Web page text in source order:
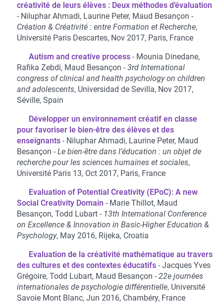
créativité de leurs élèves : Deux méthodes d’évaluation
Niluphar Ahmadi, Laurine Peter, Maud Besançon
Création & Créativité : entre Formation et Recherche,
Université Paris Descartes, Nov 2017, Paris, France
Autism and creative process
Mounia Dinedane,
Rafika Zebdi, Maud Besançon
3rd International
congress of clinical and health psychology on children
and adolescents, Universidad de Sevilla, Nov 2017,
Séville, Spain
Développer un environnement créatif en classe
pour favoriser le bien-être des élèves et des
enseignants
Niluphar Ahmadi, Laurine Peter, Maud
Besançon
Le bien-être dans l’éducation : un objet de
recherche pour les sciences humaines et sociales,
Université Paris 13, Oct 2017, Paris, France
Evaluation of Potential Creativity (EPoC): A new
Social Creativity Domain
Marie Thillot, Maud
Besançon, Todd Lubart
13th International Conference
on Excellence & Innovation in Basic-Higher Education &
Psychology, May 2016, Rijeka, Croatia
Evaluation de la créativité mathématique au travers
des cultures et des contextes éducatifs
Jacques Yves
Grégoire, Todd Lubart, Maud Besançon
22e journées
internationales de psychologie différentielle, Université
Savoie Mont Blanc, Jun 2016, Chambéry, France